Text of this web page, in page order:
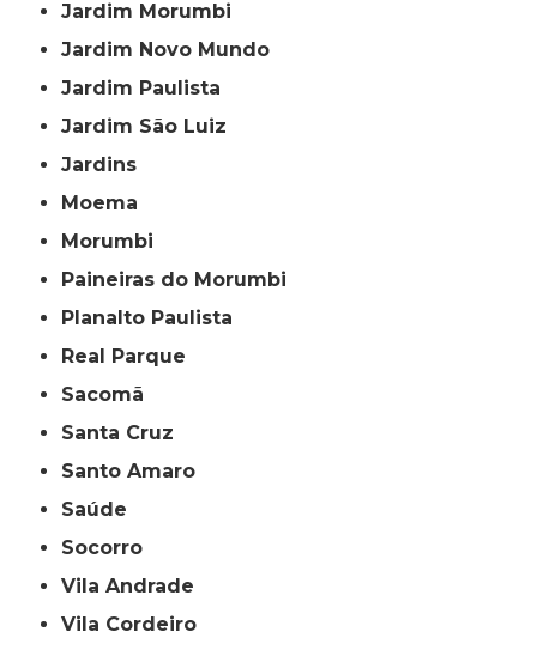
Jardim Morumbi
Jardim Novo Mundo
Jardim Paulista
Jardim São Luiz
Jardins
Moema
Morumbi
Paineiras do Morumbi
Planalto Paulista
Real Parque
Sacomã
Santa Cruz
Santo Amaro
Saúde
Socorro
Vila Andrade
Vila Cordeiro